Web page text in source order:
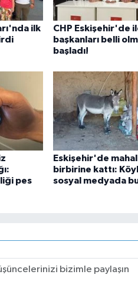
ilk
CHP Eskişehir'de
başkanları belli
başladı!
pes
Eskişehir'de
birbirine kattı:
sosyal medyada